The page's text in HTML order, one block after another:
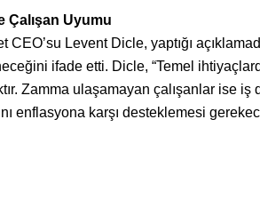
Çalışan Uyumu
CEO’su Levent Dicle, yaptığı
ifade etti. Dicle, “Temel
Zamma ulaşamayan çalışanlar ise
enflasyona karşı desteklemesi